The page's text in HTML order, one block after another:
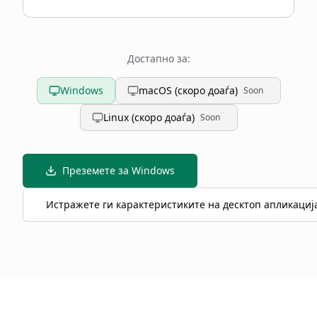
Достапно за:
Windows macOS (скоро доаѓа) Soon
Linux (скоро доаѓа) Soon
Преземете за Windows
Истражете ги карактеристиките на десктоп